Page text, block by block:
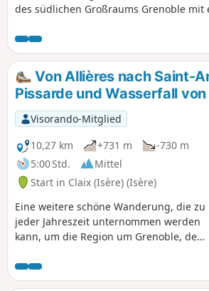
des südlichen Großraums Grenoble mit
Strecke ist völlig unanspruchsvoll und
begehbaren Wegen, die abwechselnd
offene Gebiete führen.
Von Allières nach Saint-
Pissarde und Wasserfall
Visorando-Mitglied
10,27 km
+731 m
-730 m
5:00 Std.
Mittel
Start in Claix (Isère) (Isère)
Eine weitere schöne Wanderung, die zu
jeder Jahreszeit unternommen werden
kann, um die Region um Grenoble, den
und sich unter einem belebenden
Wasserfall zu erfrischen.